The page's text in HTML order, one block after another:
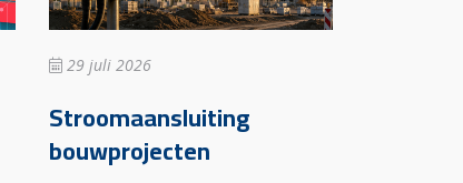
29 juli 2026
Stroomaansluiting
bouwprojecten